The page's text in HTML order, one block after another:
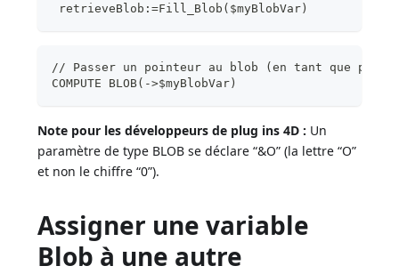
retrieveBlob:=Fill_Blob($myBlobVar)
// Passer un pointeur au blob (en tant que
COMPUTE BLOB(->$myBlobVar)
Note pour les développeurs de plug ins 4D : Un
paramètre de type BLOB se déclare “&O” (la lettre “O”
et non le chiffre “0”).
Assigner une variable
Blob à une autre